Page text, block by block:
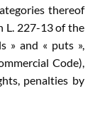
thereof
L. 227-13 of the
» and « puts »,
Code),
penalties by